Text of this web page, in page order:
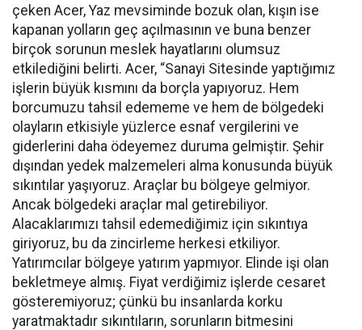
çeken Acer, Yaz mevsiminde bozuk olan, kışın ise
kapanan yolların geç açılmasının ve buna benzer
birçok sorunun meslek hayatlarını olumsuz
etkilediğini belirti. Acer, “Sanayi Sitesinde yaptığımız
işlerin büyük kısmını da borçla yapıyoruz. Hem
borcumuzu tahsil edememe ve hem de bölgedeki
olayların etkisiyle yüzlerce esnaf vergilerini ve
giderlerini daha ödeyemez duruma gelmiştir. Şehir
dışından yedek malzemeleri alma konusunda büyük
sıkıntılar yaşıyoruz. Araçlar bu bölgeye gelmiyor.
Ancak bölgedeki araçlar mal getirebiliyor.
Alacaklarımızı tahsil edemediğimiz için sıkıntıya
giriyoruz, bu da zincirleme herkesi etkiliyor.
Yatırımcılar bölgeye yatırım yapmıyor. Elinde işi olan
bekletmeye almış. Fiyat verdiğimiz işlerde cesaret
gösteremiyoruz; çünkü bu insanlarda korku
yaratmaktadır sıkıntıların, sorunların bitmesini